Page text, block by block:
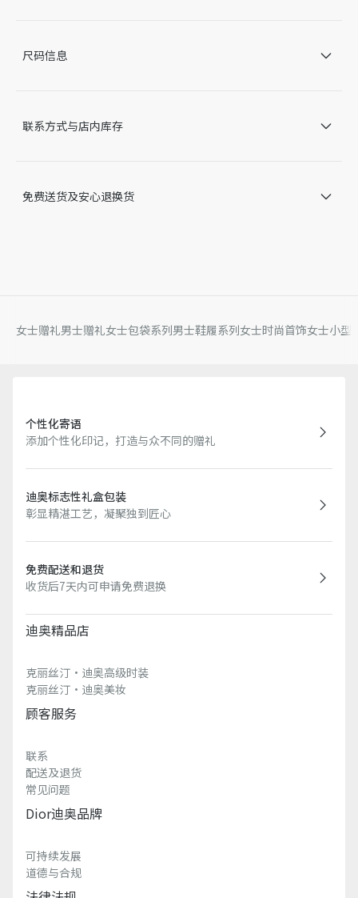
小圆翻领
围兜：
正面灰色 Dior 刺绣
无里料
这款套装包含针织帽、围兜、长袖连体衣各一件
尺码信息
联系方式与店内库存
免费送货及安心退换货
女士赠礼男士赠礼女士包袋系列男士鞋履系列女士时尚首饰女士小型
个性化寄语
添加个性化印记，打造与众不同的赠礼
迪奥标志性礼盒包装
彰显精湛工艺，凝聚独到匠心
免费配送和退货
收货后7天内可申请免费退换
迪奥精品店
克丽丝汀·迪奥高级时装
克丽丝汀·迪奥美妆
顾客服务
联系
配送及退货
常见问题
Dior迪奥品牌
可持续发展
道德与合规